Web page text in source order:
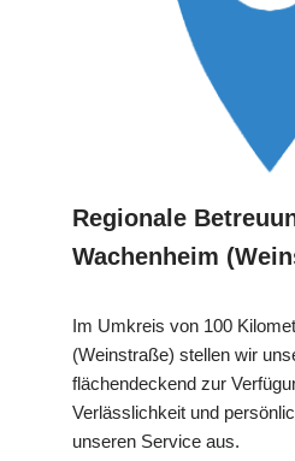
Regionale
Wachenheim
Im Umkreis von 100
(Weinstraße) stellen wir
flächendeckend zur
Verlässlichkeit und
unseren Service aus.